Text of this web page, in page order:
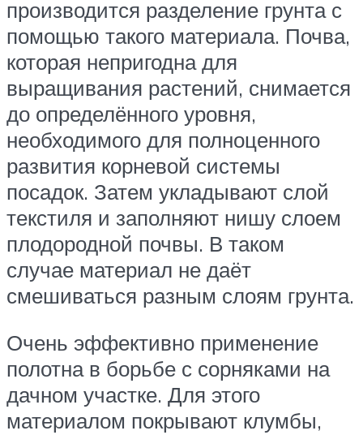
производится разделение грунта с
помощью такого материала. Почва,
которая непригодна для
выращивания растений, снимается
до определённого уровня,
необходимого для полноценного
развития корневой системы
посадок. Затем укладывают слой
текстиля и заполняют нишу слоем
плодородной почвы. В таком
случае материал не даёт
смешиваться разным слоям грунта.
Очень эффективно применение
полотна в борьбе с сорняками на
дачном участке. Для этого
материалом покрывают клумбы,